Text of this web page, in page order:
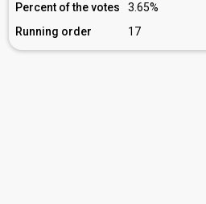
Percent of the votes
3.65%
Running order
17